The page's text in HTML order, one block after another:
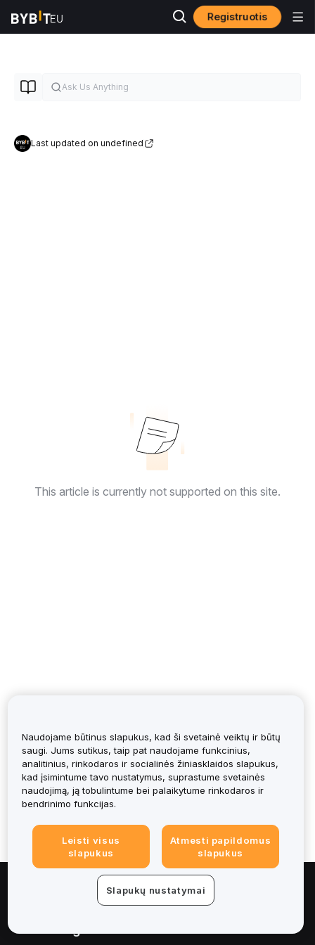
Registruotis
Last updated on undefined
This article is currently not supported on this site.
Was it helpful?
Naudojame būtinus slapukus, kad ši svetainė veiktų ir būtų
saugi. Jums sutikus, taip pat naudojame funkcinius,
analitinius, rinkodaros ir socialinės žiniasklaidos slapukus,
kad įsimintume tavo nustatymus, suprastume svetainės
naudojimą, ją tobulintume bei palaikytume rinkodaros ir
bendrinimo funkcijas.
Leisti visus
slapukus
Atmesti papildomus
slapukus
Slapukų nustatymai